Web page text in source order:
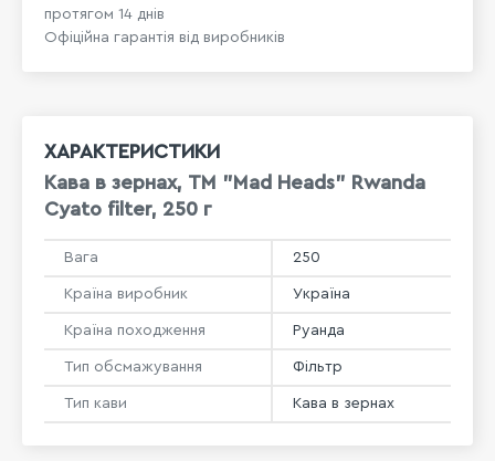
протягом 14 днів
Офіційна гарантія від виробників
ХАРАКТЕРИСТИКИ
Кава в зернах, ТМ "Mad Heads" Rwanda
Cyato filter, 250 г
Вага 250
Країна виробник Україна
Країна походження Руанда
Тип обсмажування Фільтр
Тип кави Кава в зернах